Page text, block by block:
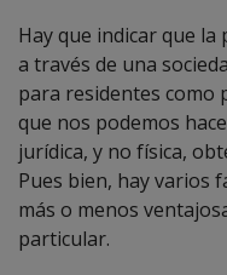
Hay que indicar que
a través de una
para residentes como
que nos podemos
jurídica, y no física,
Pues bien, hay varios
más o menos
particular.